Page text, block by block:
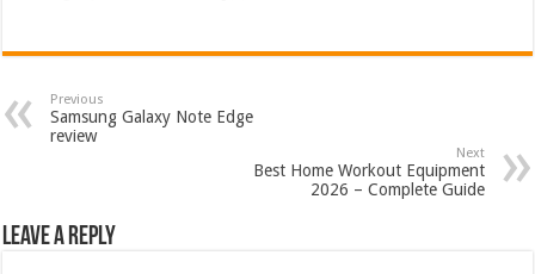
Previous
Samsung Galaxy Note Edge
review
Next
Best Home Workout Equipment
2026 – Complete Guide
Leave a Reply